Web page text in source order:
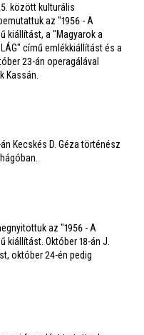
között kulturális
az "1956 - A
kiállítást, a "Magyarok a
című emlékkiállítást és a
23-án operagálával
Kassán.
Kecskés D. Géza történész
az "1956 - A
Október 18-án J.
október 24-én pedig